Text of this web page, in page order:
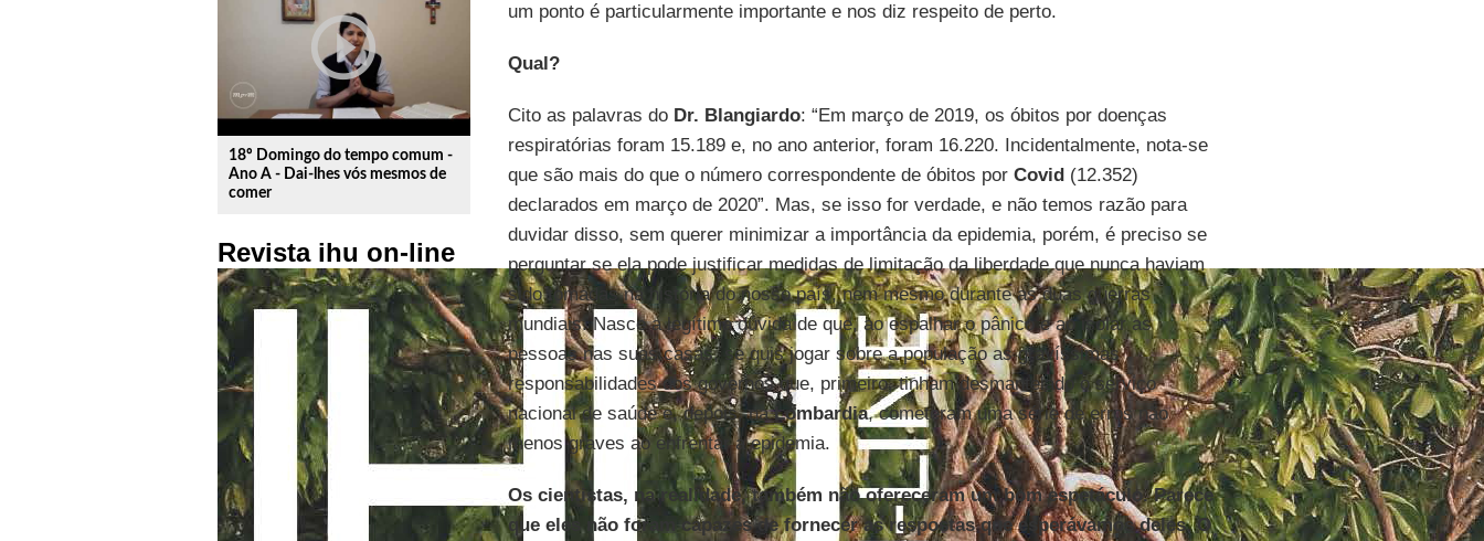
play_circle_outline
18º Domingo do tempo comum -
Ano A - Dai-lhes vós mesmos de
comer
Revista ihu on-line
um ponto é particularmente importante e nos diz respeito de perto.
Qual?
Cito as palavras do Dr. Blangiardo: “Em março de 2019, os óbitos por doenças
respiratórias foram 15.189 e, no ano anterior, foram 16.220. Incidentalmente, nota-se
que são mais do que o número correspondente de óbitos por Covid(12.352)
declarados em março de 2020”. Mas, se isso for verdade, e não temos razão para
duvidar disso, sem querer minimizar a importância da epidemia, porém, é preciso se
perguntar se ela pode justificar medidas de limitação da liberdade que nunca haviam
sido tomadas na história do nosso país, nem mesmo durante as duas guerras
mundiais. Nasce a legítima dúvida de que, ao espalhar o pânico e ao isolar as
pessoas nas suas casas, se quis jogar sobre a população as gravíssimas
responsabilidades dos governos que, primeiro, tinham desmantelado o serviço
nacional de saúde e, depois, naLombardia, cometeram uma série de erros não
menos graves ao enfrentar a epidemia.
Os cientistas, na realidade, também não ofereceram um bom espetáculo. Parece
que eles não foram capazes de fornecer as respostas que esperávamos deles. O